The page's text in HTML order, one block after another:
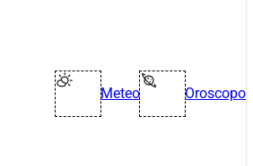
Meteo Oroscopo